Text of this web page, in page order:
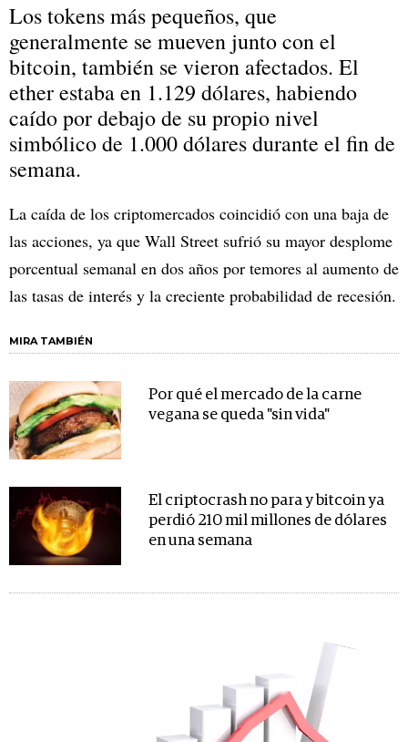
Los tokens más pequeños, que
generalmente se mueven junto con el
bitcoin, también se vieron afectados. El
ether estaba en 1.129 dólares, habiendo
caído por debajo de su propio nivel
simbólico de 1.000 dólares durante el fin de
semana.
La caída de los criptomercados coincidió con una baja de
las acciones, ya que Wall Street sufrió su mayor desplome
porcentual semanal en dos años por temores al aumento de
las tasas de interés y la creciente probabilidad de recesión.
MIRA TAMBIÉN
Por qué el mercado de la carne
vegana se queda "sin vida"
El criptocrash no para y bitcoin ya
perdió 210 mil millones de dólares
en una semana